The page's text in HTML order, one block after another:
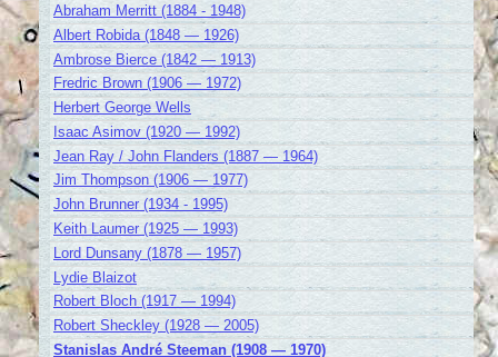
Abraham Merritt (1884 - 1948)
Albert Robida (1848 — 1926)
Ambrose Bierce (1842 — 1913)
Fredric Brown (1906 — 1972)
Herbert George Wells
Isaac Asimov (1920 — 1992)
Jean Ray / John Flanders (1887 — 1964)
Jim Thompson (1906 — 1977)
John Brunner (1934 - 1995)
Keith Laumer (1925 — 1993)
Lord Dunsany (1878 — 1957)
Lydie Blaizot
Robert Bloch (1917 — 1994)
Robert Sheckley (1928 — 2005)
Stanislas André Steeman (1908 — 1970)